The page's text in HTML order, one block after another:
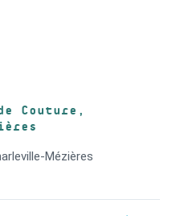
Couture,
Mézières